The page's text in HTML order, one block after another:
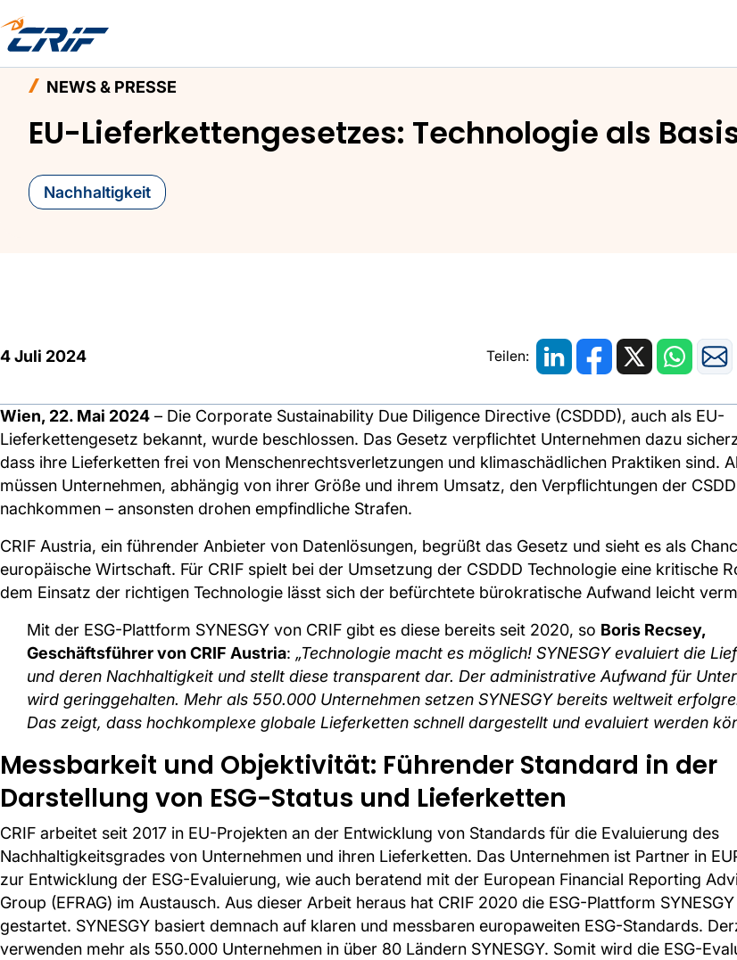
Home
NEWS & PRESSE
EU-Lieferkettengesetzes: Technologie als
Nachhaltigkeit
4 Juli 2024 Teilen:
Wien, 22. Mai 2024 – Die Corporate Sustainability Due Diligence Directive (CSDDD), auch als EU-
Lieferkettengesetz bekannt, wurde beschlossen. Das Gesetz verpflichtet Unternehmen dazu
dass ihre Lieferketten frei von Menschenrechtsverletzungen und klimaschädlichen Praktiken sind.
müssen Unternehmen, abhängig von ihrer Größe und ihrem Umsatz, den Verpflichtungen der
nachkommen – ansonsten drohen empfindliche Strafen.
CRIF Austria, ein führender Anbieter von Datenlösungen, begrüßt das Gesetz und sieht es als
europäische Wirtschaft. Für CRIF spielt bei der Umsetzung der CSDDD Technologie eine kritische
dem Einsatz der richtigen Technologie lässt sich der befürchtete bürokratische Aufwand leicht
Mit der ESG-Plattform SYNESGY von CRIF gibt es diese bereits seit 2020, so Boris Recsey,
Geschäftsführer von CRIF Austria: „Technologie macht es möglich! SYNESGY evaluiert die
und deren Nachhaltigkeit und stellt diese transparent dar. Der administrative Aufwand für
wird geringgehalten. Mehr als 550.000 Unternehmen setzen SYNESGY bereits weltweit
Das zeigt, dass hochkomplexe globale Lieferketten schnell dargestellt und evaluiert werden
Messbarkeit und Objektivität: Führender Standard in der
Darstellung von ESG-Status und Lieferketten
CRIF arbeitet seit 2017 in EU-Projekten an der Entwicklung von Standards für die Evaluierung des
Nachhaltigkeitsgrades von Unternehmen und ihren Lieferketten. Das Unternehmen ist Partner in
zur Entwicklung der ESG-Evaluierung, wie auch beratend mit der European Financial Reporting
Group (EFRAG) im Austausch. Aus dieser Arbeit heraus hat CRIF 2020 die ESG-Plattform SYNESGY
gestartet. SYNESGY basiert demnach auf klaren und messbaren europaweiten ESG-Standards.
verwenden mehr als 550.000 Unternehmen in über 80 Ländern SYNESGY. Somit wird die ESG-